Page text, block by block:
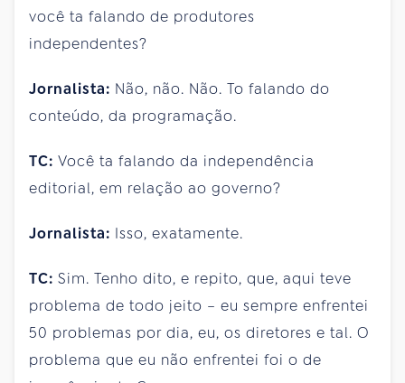
você ta falando de produtores
independentes?
Jornalista: Não, não. Não. To falando do
conteúdo, da programação.
TC: Você ta falando da independência
editorial, em relação ao governo?
Jornalista: Isso, exatamente.
TC: Sim. Tenho dito, e repito, que, aqui teve
problema de todo jeito – eu sempre enfrentei
50 problemas por dia, eu, os diretores e tal. O
problema que eu não enfrentei foi o de